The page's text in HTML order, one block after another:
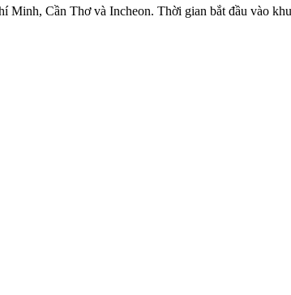
Cần Thơ và Incheon. Thời gian bắt đầu vào